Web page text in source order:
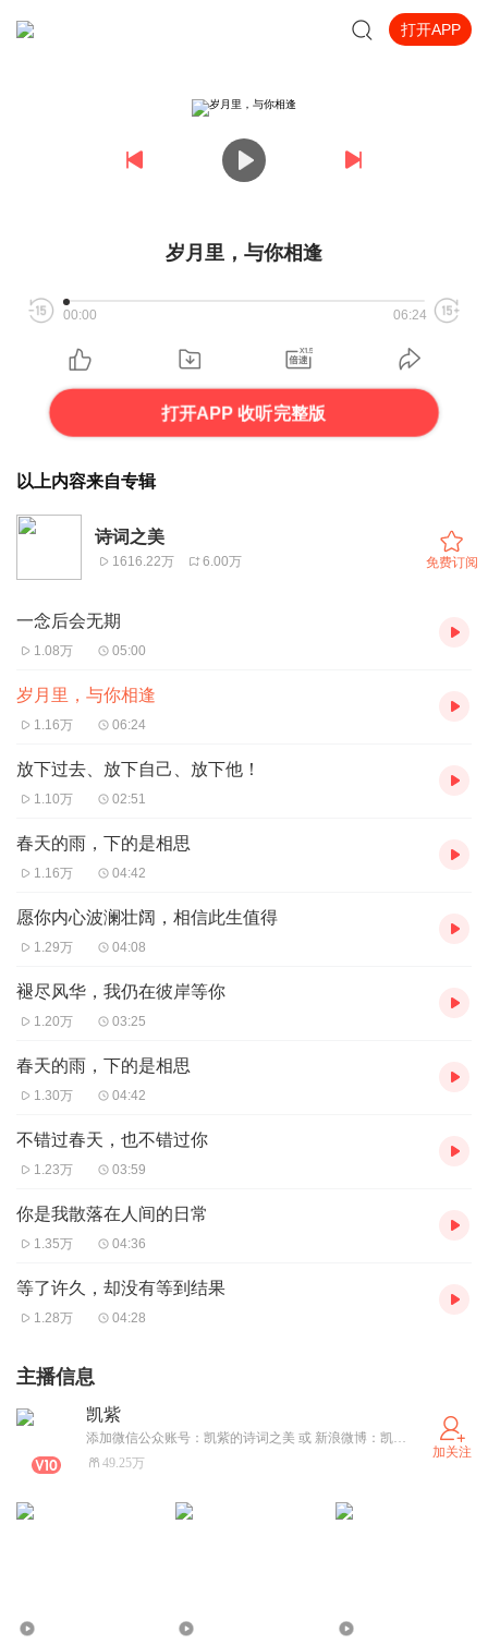
打开APP
岁月里，与你相逢
00:00 06:24
打开APP 收听完整版
以上内容来自专辑
诗词之美
1616.22万 6.00万 免费订阅
一念后会无期
1.08万 05:00
岁月里，与你相逢
1.16万 06:24
放下过去、放下自己、放下他！
1.10万 02:51
春天的雨，下的是相思
1.16万 04:42
愿你内心波澜壮阔，相信此生值得
1.29万 04:08
褪尽风华，我仍在彼岸等你
1.20万 03:25
春天的雨，下的是相思
1.30万 04:42
不错过春天，也不错过你
1.23万 03:59
你是我散落在人间的日常
1.35万 04:36
等了许久，却没有等到结果
1.28万 04:28
主播信息
凯紫
添加微信公众账号：凯紫的诗词之美 或 新浪微博：凯紫，分享你我的故事。
49.25万
加关注